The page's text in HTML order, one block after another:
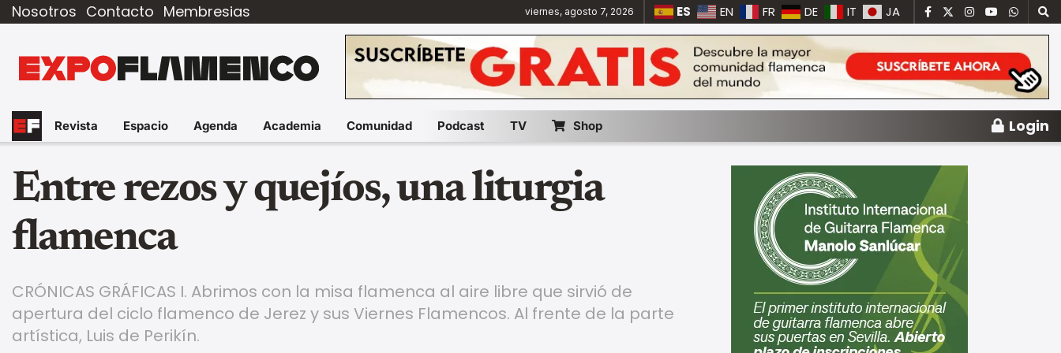
Nosotros Contacto Membresias viernes, agosto 7, 2026 ES EN FR DE IT JA
Revista Espacio Agenda Academia Comunidad Podcast TV Shop Login
Entre rezos y quejíos, una liturgia
flamenca
CRÓNICAS GRÁFICAS I. Abrimos con la misa flamenca al aire libre que sirvió de
apertura del ciclo flamenco de Jerez y sus Viernes Flamencos. Al frente de la parte
artística, Luis de Perikín.